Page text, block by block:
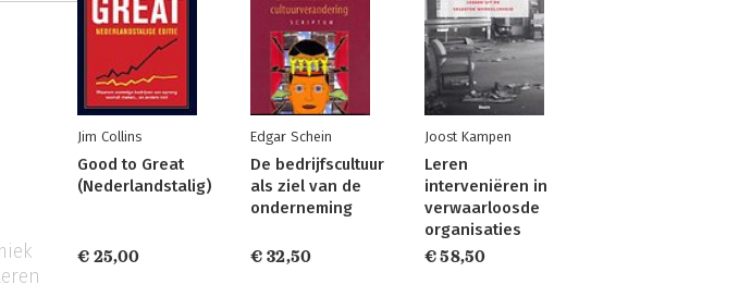
Jim Collins
Good to Great
(Nederlandstalig)
€ 25,00
Edgar Schein
De bedrijfscultuur
als ziel van de
onderneming
€ 32,50
Joost Kampen
Leren
interveniëren in
verwaarloosde
organisaties
€ 58,50